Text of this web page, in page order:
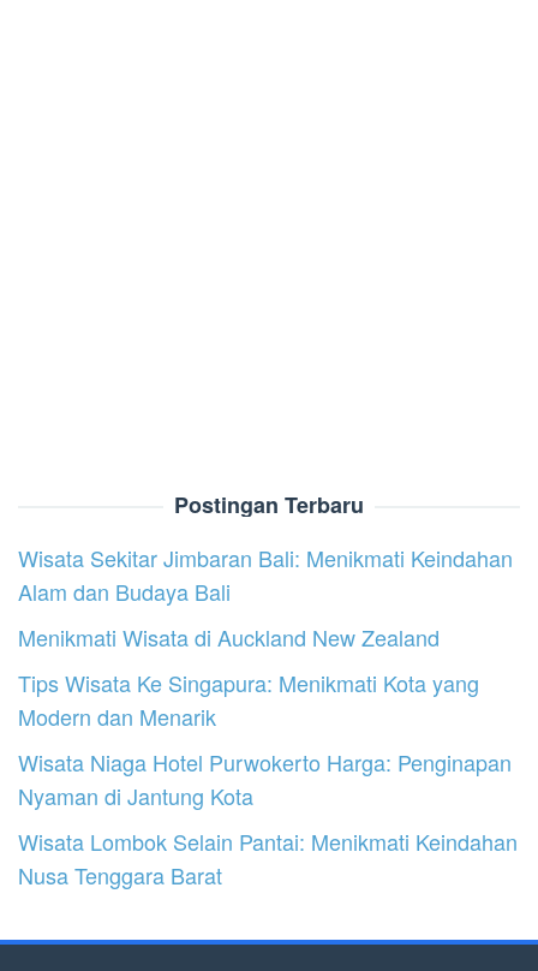
Postingan Terbaru
Wisata Sekitar Jimbaran Bali: Menikmati Keindahan
Alam dan Budaya Bali
Menikmati Wisata di Auckland New Zealand
Tips Wisata Ke Singapura: Menikmati Kota yang
Modern dan Menarik
Wisata Niaga Hotel Purwokerto Harga: Penginapan
Nyaman di Jantung Kota
Wisata Lombok Selain Pantai: Menikmati Keindahan
Nusa Tenggara Barat